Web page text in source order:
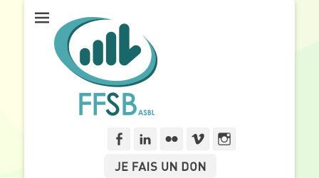
Fédération Francophone des Sourds de Belgique
FacebookLinkedln
Flickr Vimeo